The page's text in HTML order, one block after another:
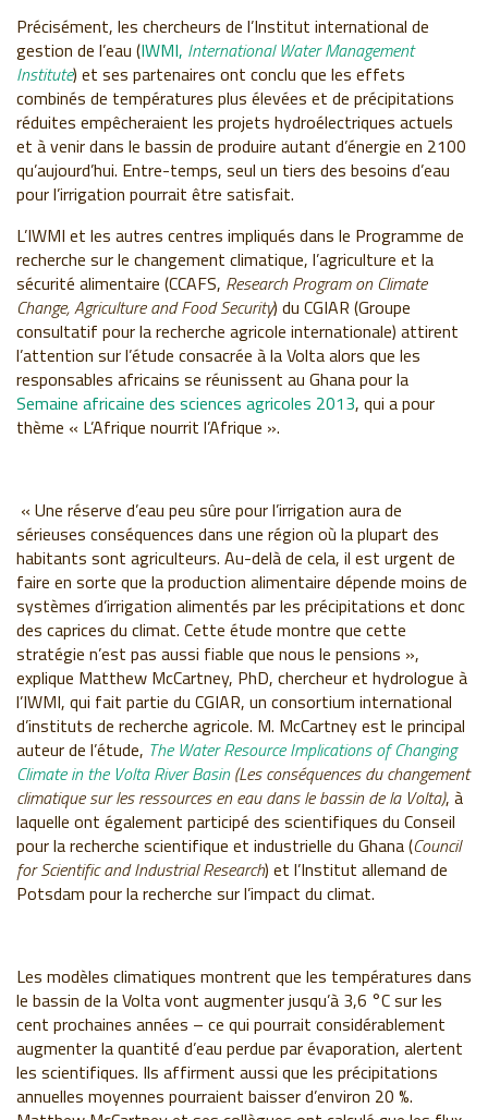
Précisément, les chercheurs de l’Institut international de
gestion de l’eau (IWMI, International Water Management
Institute) et ses partenaires ont conclu que les effets
combinés de températures plus élevées et de précipitations
réduites empêcheraient les projets hydroélectriques actuels
et à venir dans le bassin de produire autant d’énergie en 2100
qu’aujourd’hui. Entre-temps, seul un tiers des besoins d’eau
pour l’irrigation pourrait être satisfait.
L’IWMI et les autres centres impliqués dans le Programme de
recherche sur le changement climatique, l’agriculture et la
sécurité alimentaire (CCAFS, Research Program on Climate
Change, Agriculture and Food Security) du CGIAR (Groupe
consultatif pour la recherche agricole internationale) attirent
l’attention sur l’étude consacrée à la Volta alors que les
responsables africains se réunissent au Ghana pour la
Semaine africaine des sciences agricoles 2013, qui a pour
thème « L’Afrique nourrit l’Afrique ».
« Une réserve d’eau peu sûre pour l’irrigation aura de
sérieuses conséquences dans une région où la plupart des
habitants sont agriculteurs. Au-delà de cela, il est urgent de
faire en sorte que la production alimentaire dépende moins de
systèmes d’irrigation alimentés par les précipitations et donc
des caprices du climat. Cette étude montre que cette
stratégie n’est pas aussi fiable que nous le pensions »,
explique Matthew McCartney, PhD, chercheur et hydrologue à
l’IWMI, qui fait partie du CGIAR, un consortium international
d’instituts de recherche agricole. M. McCartney est le principal
auteur de l’étude, The Water Resource Implications of Changing
Climate in the Volta River Basin (Les conséquences du changement
climatique sur les ressources en eau dans le bassin de la Volta), à
laquelle ont également participé des scientifiques du Conseil
pour la recherche scientifique et industrielle du Ghana (Council
for Scientific and Industrial Research) et l’Institut allemand de
Potsdam pour la recherche sur l’impact du climat.
Les modèles climatiques montrent que les températures dans
le bassin de la Volta vont augmenter jusqu’à 3,6 °C sur les
cent prochaines années – ce qui pourrait considérablement
augmenter la quantité d’eau perdue par évaporation, alertent
les scientifiques. Ils affirment aussi que les précipitations
annuelles moyennes pourraient baisser d’environ 20 %.